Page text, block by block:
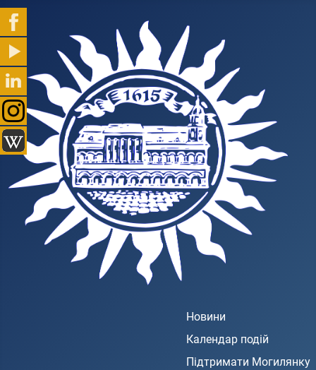
Новини
Календар подій
Підтримати Могилянку